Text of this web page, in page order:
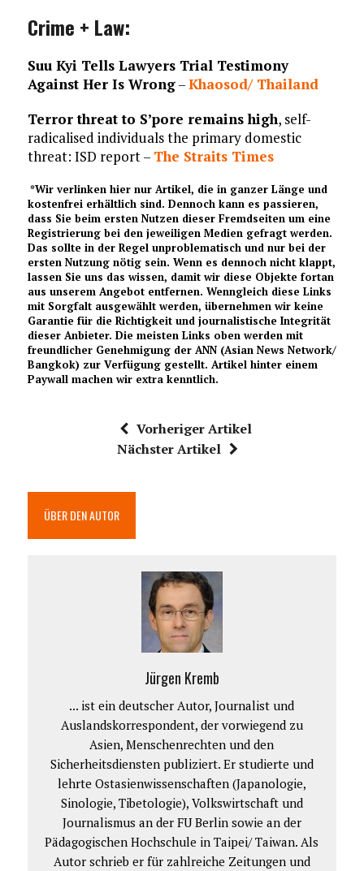
Crime + Law:
Suu Kyi Tells Lawyers Trial Testimony
Against Her Is Wrong–Khaosod/ Thailand
Terror threat to S’pore remains high, self-
radicalised individuals the primary domestic
threat: ISD report – The Straits Times
*Wir verlinken hier nur Artikel, die in ganzer Länge und
kostenfrei erhältlich sind. Dennoch kann es passieren,
dass Sie beim ersten Nutzen dieser Fremdseiten um eine
Registrierung bei den jeweiligen Medien gefragt werden.
Das sollte in der Regel unproblematisch und nur bei der
ersten Nutzung nötig sein. Wenn es dennoch nicht klappt,
lassen Sie uns das wissen, damit wir diese Objekte fortan
aus unserem Angebot entfernen. Wenngleich diese Links
mit Sorgfalt ausgewählt werden, übernehmen wir keine
Garantie für die Richtigkeit und journalistische Integrität
dieser Anbieter. Die meisten Links oben werden mit
freundlicher Genehmigung der ANN (Asian News Network/
Bangkok) zur Verfügung gestellt. Artikel hinter einem
Paywall machen wir extra kenntlich.
Vorheriger Artikel
Nächster Artikel
ÜBER DEN AUTOR
Jürgen Kremb
... ist ein deutscher Autor, Journalist und
Auslandskorrespondent, der vorwiegend zu
Asien, Menschenrechten und den
Sicherheitsdiensten publiziert. Er studierte und
lehrte Ostasienwissenschaften (Japanologie,
Sinologie, Tibetologie), Volkswirtschaft und
Journalismus an der FU Berlin sowie an der
Pädagogischen Hochschule in Taipei/ Taiwan. Als
Autor schrieb er für zahlreiche Zeitungen und